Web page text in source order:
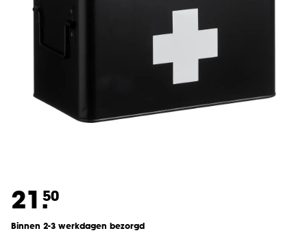
21.50
Binnen 2-3 werkdagen bezorgd